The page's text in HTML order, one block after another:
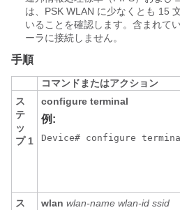
は、PSK WLAN に少なくとも 15
いることを確認します。含まれて
ーラに接続しません。
手順
コマンドまたはアクション
ス
テ
ッ
プ 1
configure terminal
例:
Device# configure
ス
wlan wlan-name wlan-id ssid